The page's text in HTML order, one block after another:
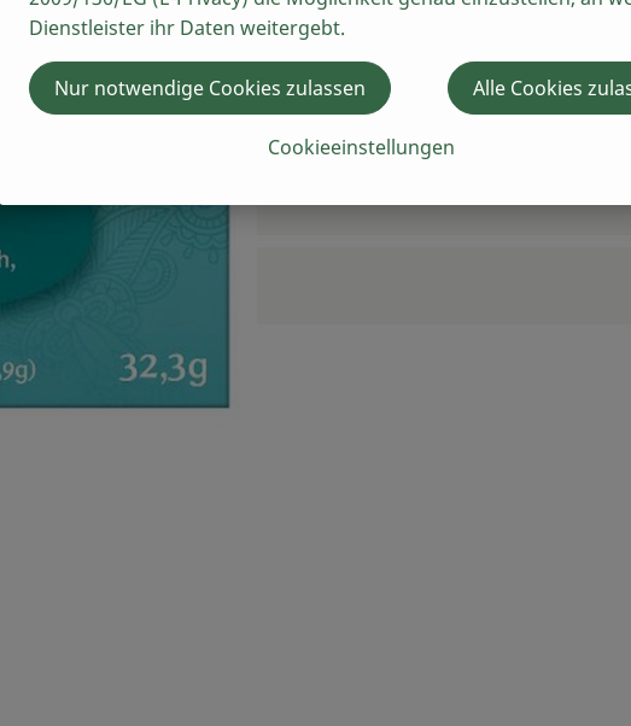
Dienstleister ihr Daten weitergebt.
Cookieeinstellungen
Nur notwendige Cookies zulassen Alle Cookies